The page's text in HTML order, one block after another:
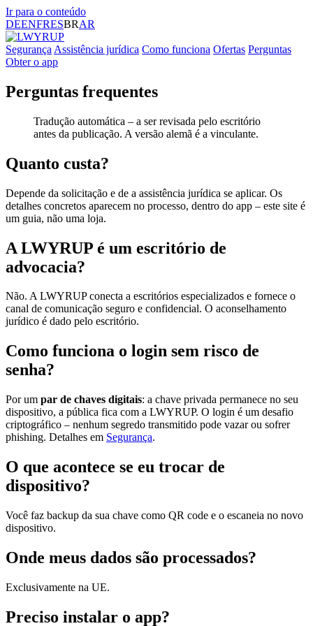
Ir para o conteúdo
DEENFRESBRAR
Segurança Assistência jurídica Como funciona Ofertas Perguntas
Obter o app
Perguntas frequentes
Tradução automática – a ser revisada pelo escritório
antes da publicação. A versão alemã é a vinculante.
Quanto custa?
Depende da solicitação e de a assistência jurídica se aplicar. Os
detalhes concretos aparecem no processo, dentro do app – este site é
um guia, não uma loja.
A LWYRUP é um escritório de
advocacia?
Não. A LWYRUP conecta a escritórios especializados e fornece o
canal de comunicação seguro e confidencial. O aconselhamento
jurídico é dado pelo escritório.
Como funciona o login sem risco de
senha?
Por um par de chaves digitais: a chave privada permanece no seu
dispositivo, a pública fica com a LWYRUP. O login é um desafio
criptográfico – nenhum segredo transmitido pode vazar ou sofrer
phishing. Detalhes em Segurança.
O que acontece se eu trocar de
dispositivo?
Você faz backup da sua chave como QR code e o escaneia no novo
dispositivo.
Onde meus dados são processados?
Exclusivamente na UE.
Preciso instalar o app?